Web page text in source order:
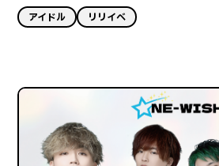
アイドル リリイベ